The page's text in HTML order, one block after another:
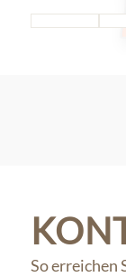
So erreichen